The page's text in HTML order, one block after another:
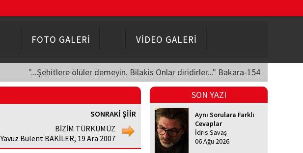
FOTO GALERİ VİDEO GALERİ
"...Şehitlere ölüler demeyin. Bilakis Onlar diridirler..." Bakara-154
SONRAKİ ŞİİR
BİZİM TÜRKÜMÜZ
Yavuz Bülent BAKİLER, 19 Ara 2007
SON YAZI
Aynı Sorulara Farklı
Cevaplar
İdris Savaş
06 Ağu 2026